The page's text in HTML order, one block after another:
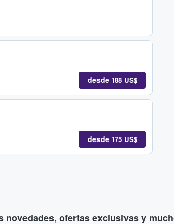
desde 188 US$
desde 175 US$
novedades, ofertas exclusivas y